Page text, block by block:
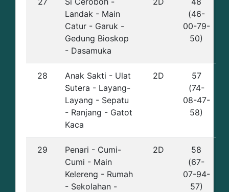
Landak - Main
Catur - Garuk -
Gedung Bioskop
- Dasamuka
(46-
00-79-
50)
28
Anak Sakti - Ulat
Sutera - Layang-
Layang - Sepatu
- Ranjang - Gatot
Kaca
2D
57
(74-
08-47-
58)
29
Penari - Cumi-
Cumi - Main
Kelereng - Rumah
- Sekolahan -
2D
58
(67-
07-94-
57)